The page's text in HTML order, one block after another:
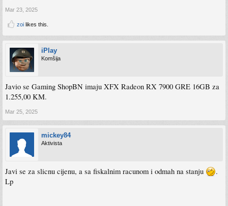
Mar 23, 2025
zoi likes this.
iPlay
Komšija
Javio se Gaming ShopBN imaju XFX Radeon RX 7900 GRE 16GB za
1.255,00 KM.
Mar 25, 2025
mickey84
Aktivista
Javi se za slicnu cijenu, a sa fiskalnim racunom i odmah na stanju
.
Lp